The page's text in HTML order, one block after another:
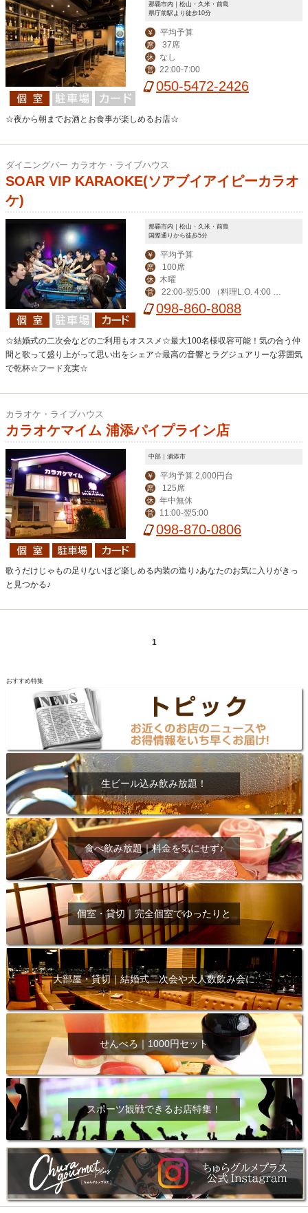
那覇市内｜松山・久米・前島
県庁前駅より徒歩10分
￥ 平均予算
席 37席
休 なし
営 22:00-7:00
050-5472-2426
☆夜から朝までお酒とお食事が楽しめるお店☆
ダイニングバー カラオケ・ライブハウス
SOAR VIP KARAOKE(ソアブイアイピーカラオ
ケ)
那覇市内｜松山・久米・前島
国際通りから徒歩5分
￥ 平均予算
席 100席
休 木曜
営
22:00-翌5:00 （料理L.O. 4:00 ド
リンクL.O. 4:00）
098-860-8088
☆結婚式の二次会などのご利用もオススメ☆最大100名様収容可能！気の合う仲
間と歌って盛り上がって思い出をシェア☆最高の音響とラグジュアリーな雰囲気
で乾杯☆フード充実☆
カラオケ・ライブハウス
カラオケマイム 浦添パイプライン店
中部｜浦添市
￥ 平均予算 2,000円台
席 125席
休 年中無休
営 11:00-翌5:00
098-870-0806
歌うだけじゃもの足りないほど楽しめる内装の造り♪あなたのお気に入りがきっ
と見つかる♪
1
おすすめ特集
生ビール込み飲み放題！
食べ飲み放題｜料金を気にせず♪
個室・貸切｜完全個室でゆったりと
大部屋・貸切｜結婚式二次会や大人数飲み会に
せんべろ｜1000円セット
スポーツ観戦できるお店特集！